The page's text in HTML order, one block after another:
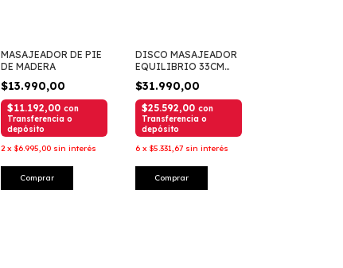
MASAJEADOR DE PIE
DE MADERA
$13.990,00
$11.192,00 con
Transferencia o
depósito
2 x $6.995,00 sin interés
Comprar
DISCO MASAJEADOR
EQUILIBRIO 33CM
RANDERS
$31.990,00
$25.592,00 con
Transferencia o
depósito
6 x $5.331,67 sin interés
Comprar